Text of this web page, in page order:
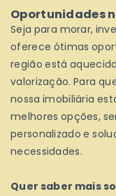
Oportunidades
Seja para morar,
oferece ótimas
região está
valorização. Para
nossa imobiliária
melhores opções,
personalizado e
necessidades.
Quer saber mais